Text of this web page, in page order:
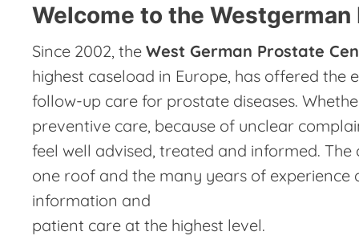
Welcome to the
Since 2002, the West German Prostate
highest caseload in Europe, has offered
follow-up care for prostate diseases.
preventive care, because of unclear
feel well advised, treated and informed.
one roof and the many years of
information and
patient care at the highest level.